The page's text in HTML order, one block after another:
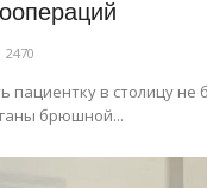
2470
пациентку в столицу не
брюшной...